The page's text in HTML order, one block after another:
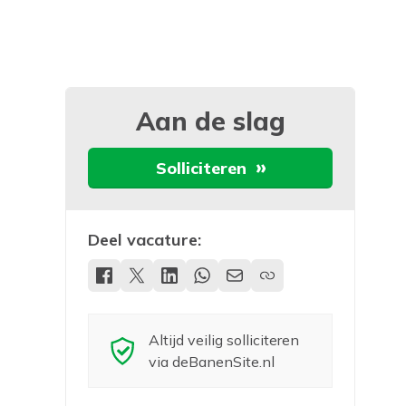
Aan de slag
Solliciteren
Deel vacature:
Altijd veilig solliciteren
via deBanenSite.nl